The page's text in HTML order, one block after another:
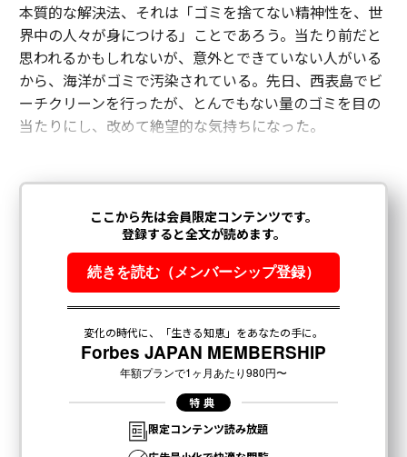
本質的な解決法、それは「ゴミを捨てない精神性を、世
界中の人々が身につける」ことであろう。当たり前だと
思われるかもしれないが、意外とできていない人がいる
から、海洋がゴミで汚染されている。先日、西表島でビ
ーチクリーンを行ったが、とんでもない量のゴミを目の
当たりにし、改めて絶望的な気持ちになった。